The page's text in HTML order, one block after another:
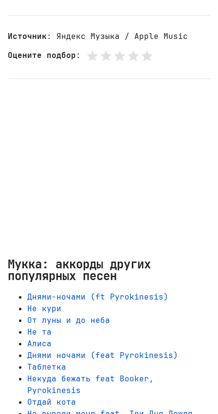
Источник: Яндекс Музыка / Apple Music
Оцените подбор:
Мукка: аккорды других
популярных песен
Днями-ночами (ft Pyrokinesis)
Не кури
От луны и до неба
Не та
Алиса
Днями ночами (feat Pyrokinesis)
Таблетка
Некуда бежать feat Booker,
Pyrokinesis
Отдай кота